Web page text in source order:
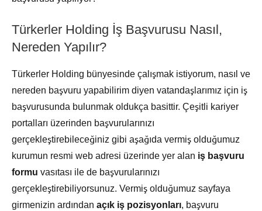
Türkerler Holding İş Başvurusu Nasıl,
Nereden Yapılır?
Türkerler Holding bünyesinde çalışmak istiyorum, nasıl ve
nereden başvuru yapabilirim diyen vatandaşlarımız için iş
başvurusunda bulunmak oldukça basittir. Çeşitli kariyer
portalları üzerinden başvurularınızı
gerçekleştirebileceğiniz gibi aşağıda vermiş olduğumuz
kurumun resmi web adresi üzerinde yer alan iş başvuru
formu vasıtası ile de başvurularınızı
gerçekleştirebiliyorsunuz. Vermiş olduğumuz sayfaya
girmenizin ardından açık iş pozisyonları, başvuru